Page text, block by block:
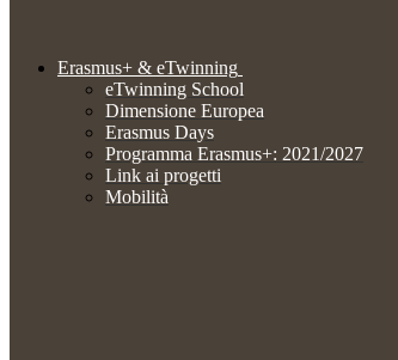
Erasmus+ & eTwinning
eTwinning School
Dimensione Europea
Erasmus Days
Programma Erasmus+: 2021/2027
Link ai progetti
Mobilità